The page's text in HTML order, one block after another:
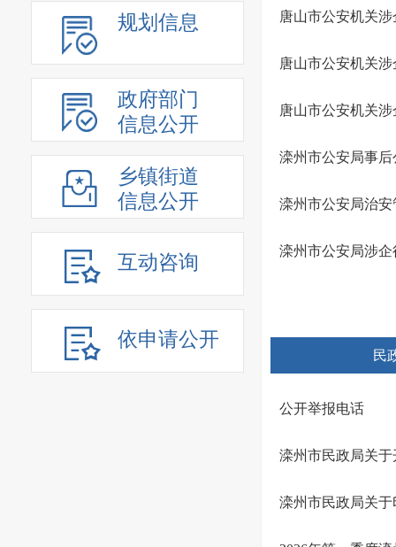
规划信息
政府部门
信息公开
乡镇街道
信息公开
互动咨询
依申请公开
唐山市公安机关
唐山市公安机关
唐山市公安机关
滦州市公安局事后
滦州市公安局治
滦州市公安局涉
民
公开举报电话
滦州市民政局关
滦州市民政局关于